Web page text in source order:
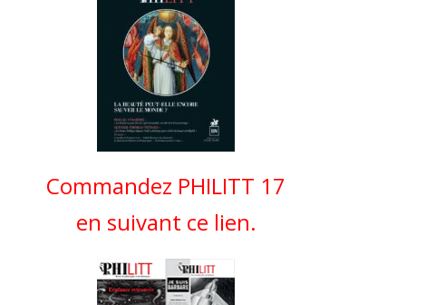
Commandez PHILITT 17
en suivant ce lien.